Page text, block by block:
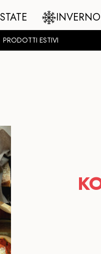
INVERNO
PRODOTTI ESTIVI